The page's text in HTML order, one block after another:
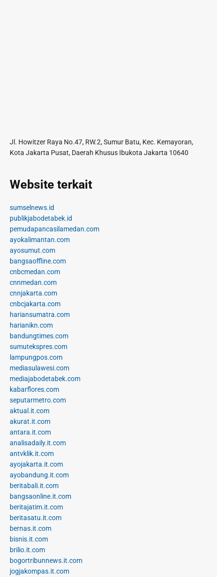
Jl. Howitzer Raya No.47, RW.2, Sumur Batu, Kec. Kemayoran,
Kota Jakarta Pusat, Daerah Khusus Ibukota Jakarta 10640
Website terkait
sumselnews.id
publikjabodetabek.id
pemudapancasilamedan.com
ayokalimantan.com
ayosumut.com
bangsaoffline.com
cnbcmedan.com
cnnmedan.com
cnnjakarta.com
cnbcjakarta.com
hariansumatra.com
harianikn.com
bandungtimes.com
sumutekspres.com
lampungpos.com
mediasulawesi.com
mediajabodetabek.com
kabarflores.com
seputarmetro.com
aktual.it.com
akurat.it.com
antara.it.com
analisadaily.it.com
antvklik.it.com
ayojakarta.it.com
ayobandung.it.com
beritabali.it.com
bangsaonline.it.com
beritajatim.it.com
beritasatu.it.com
bernas.it.com
bisnis.it.com
brilio.it.com
bogortribunnews.it.com
jogjakompas.it.com